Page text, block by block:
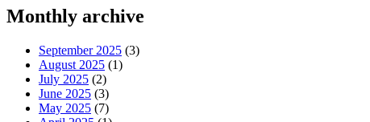
Monthly archive
September 2025 (3)
August 2025 (1)
July 2025 (2)
June 2025 (3)
May 2025 (7)